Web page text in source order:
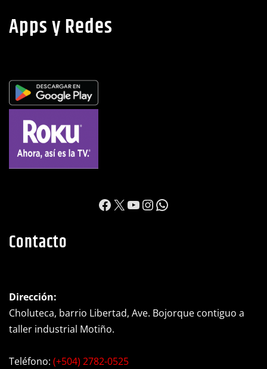
Apps y Redes
https://
X YouTube
Instagram
WhatsApp
Contacto
Dirección:
Choluteca, barrio Libertad, Ave. Bojorque contiguo a
taller industrial Motiño.
Teléfono: (+504) 2782-0525